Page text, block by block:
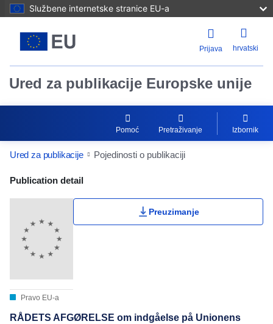
Službene internetske stranice EU-a
Prijava hrvatski
Ured za publikacije Europske unije
Pomoć Pretraživanje Izbornik
Ured za publikacije Pojedinosti o publikaciji
Publication Detail Actions Portlet
Ocjene korisnika
Publication detail
Pravo EU-a
Preuzimanje
RÅDETS AFGØRELSE om indgåelse på Unionens